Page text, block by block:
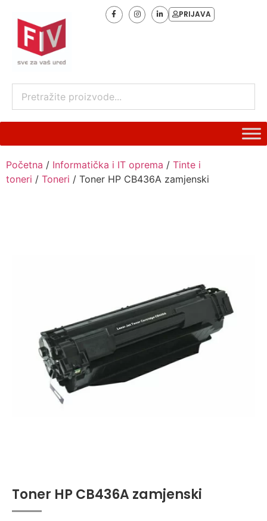
PRIJAVA
Početna / Informatička i IT oprema / Tinte i
toneri / Toneri / Toner HP CB436A zamjenski
Toner HP CB436A zamjenski